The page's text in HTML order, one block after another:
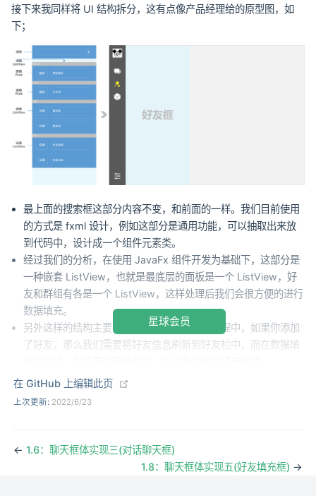
接下来我同样将 UI 结构拆分，这有点像产品经理给的原型图，如
下；
最上面的搜索框这部分内容不变，和前面的一样。我们目前使用
的方式是 fxml 设计，例如这部分是通用功能，可以抽取出来放
到代码中，设计成一个组件元素类。
经过我们的分析，在使用 JavaFx 组件开发为基础下，这部分是
一种嵌套 ListView，也就是最底层的面板是一个 ListView，好
友和群组有各是一个 ListView，这样处理后我们会很方便的进行
数据填充。
另外这样的结构主要有利于在我们程序运行过程中，如果你添加
了好友，那么我们需要将好友信息刷新到好友栏中，而在数据填
ListView。如果还不是特别理解，可以从后续的代码中获得答
案。
星球会员
在 GitHub 上编辑此页
上次更新: 2022/6/23
←1.6：聊天框体实现三(对话聊天框)
1.8：聊天框体实现五(好友填充框) →